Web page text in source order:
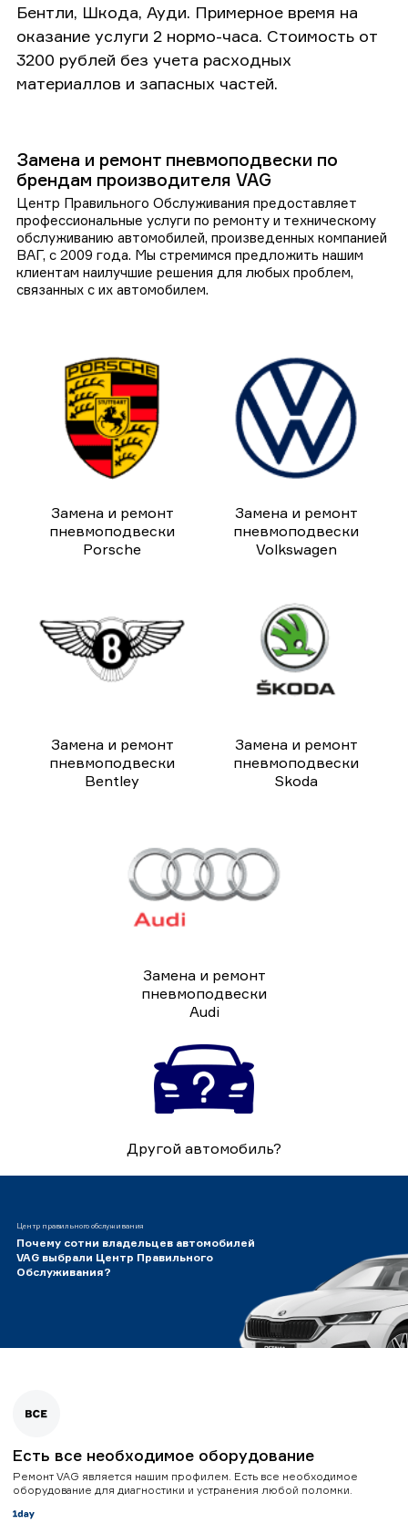
Бентли, Шкода, Ауди. Примерное время на
оказание услуги 2 нормо-часа. Стоимость от
3200 рублей без учета расходных
материаллов и запасных частей.
Замена и ремонт пневмоподвески по
брендам производителя VAG
Центр Правильного Обслуживания предоставляет
профессиональные услуги по ремонту и техническому
обслуживанию автомобилей, произведенных компанией
ВАГ, с 2009 года. Мы стремимся предложить нашим
клиентам наилучшие решения для любых проблем,
связанных с их автомобилем.
Замена и ремонт
пневмоподвески
Porsche
Замена и ремонт
пневмоподвески
Volkswagen
Замена и ремонт
пневмоподвески
Bentley
Замена и ремонт
пневмоподвески
Skoda
Замена и ремонт
пневмоподвески
Audi
Другой автомобиль?
Центр правильного обслуживания
Почему сотни владельцев автомобилей
VAG выбрали Центр Правильного
Обслуживания?
Есть все необходимое оборудование
Ремонт VAG является нашим профилем. Есть все необходимое
оборудование для диагностики и устранения любой поломки.